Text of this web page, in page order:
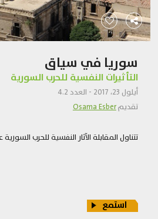
سوريا في سياق
التأثيرات النفسية للحرب السورية
أيلول 23، 2017 - العدد 4.2
تقديمOsama Esber
تتناول المقابلة الآثار النفسية للحرب
استمع